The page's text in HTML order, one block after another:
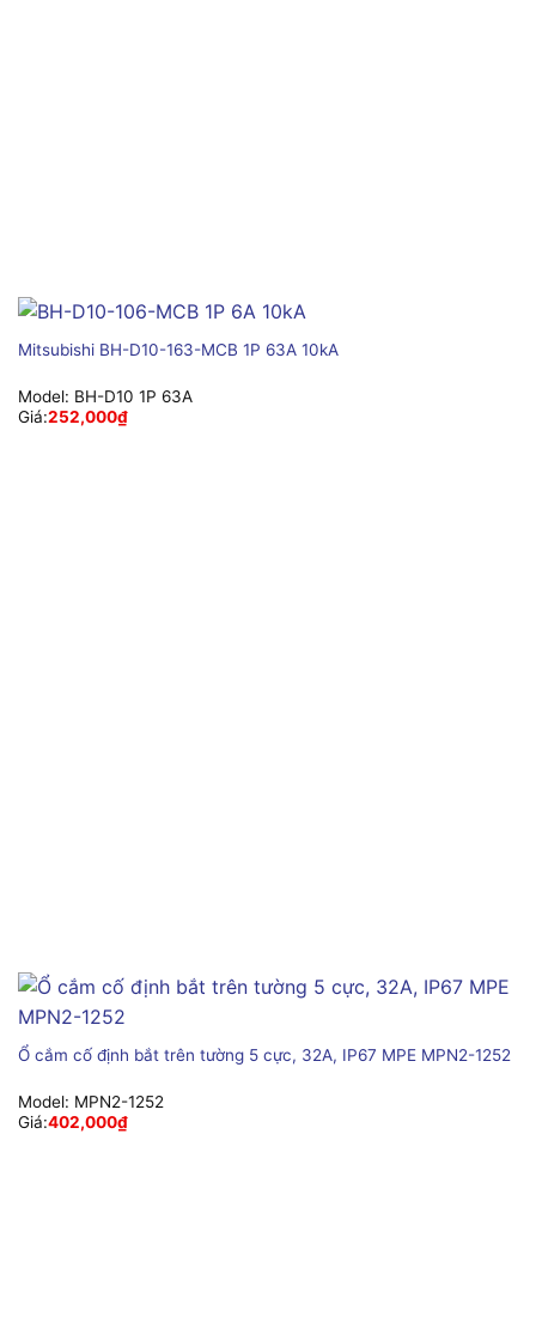
Mitsubishi BH-D10-163-MCB 1P 63A 10kA
Model: BH-D10 1P 63A
Giá:252,000₫
Ổ cắm cố định bắt trên tường 5 cực, 32A, IP67 MPE MPN2-1252
Model: MPN2-1252
Giá:402,000₫